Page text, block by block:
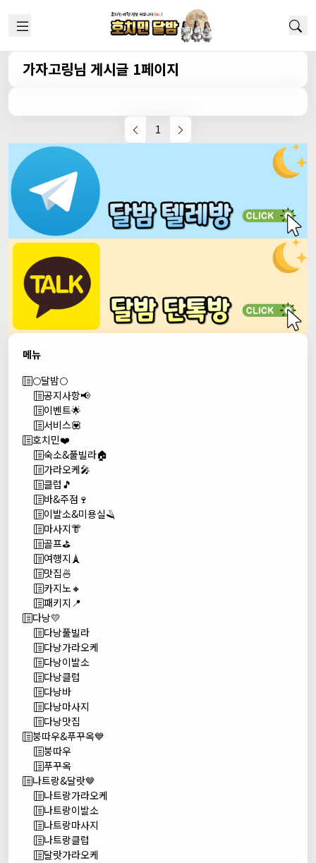
가자고링님 게시글 1페이지
1
메뉴
🌕달밤🌕
공지사항📢
이벤트🌟
서비스💟
호치민❤️
숙소&풀빌라🏠
가라오케🎤
클럽🎵
바&주점🍷
이발소&미용실🪒
마사지👘
골프⛳
여행지🗼
맛집🍜
카지노🔸
패키지📍
다낭💛
다낭풀빌라
다낭가라오케
다낭이발소
다낭클럽
다낭바
다낭마사지
다낭맛집
붕따우&푸꾸옥💙
붕따우
푸꾸옥
나트랑&달랏🤎
나트랑가라오케
나트랑이발소
나트랑마사지
나트랑클럽
달랏가라오케